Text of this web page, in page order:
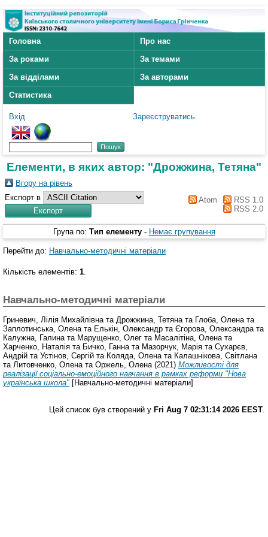
Головна
Про нас
За роками
За темами
За відділами
За авторами
Статистика
Вхід Зареєструватись
Елементи, в яких автор: "Дрожжина, Тетяна"
Вгору на рівень
Експорт в
Atom
RSS 1.0
RSS 2.0
Група по: Тип елементу - Немає групування
Перейти до: Навчально-методичні матеріали
Кількість елементів: 1.
Навчально-методичні матеріали
Гриневич, Лілія Михайлівна та Дрожжина, Тетяна та Глоба, Олена та
Заплотинська, Олена та Елькін, Олександр та Єгорова, Олександра та
Калужна, Галина та Марущенко, Олег та Масалітіна, Олена та
Харченко, Наталія та Бичко, Ганна та Мазорчук, Марія та Сухарєв,
Андрій та Устінов, Сергій та Коляда, Олена та Калашнікова, Світлана
та Литовченко, Олена та Оржель, Олена (2021) Можливості для
реалізації соціально-емоційного навчання в рамках реформи "Нова
українська школа" [Навчально-методичні матеріали]
Цей список був створений у Fri Aug 7 02:31:14 2026 EEST